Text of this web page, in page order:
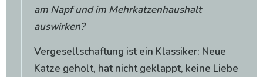
am Napf und im Mehrkatzenhaushalt
auswirken?
Vergesellschaftung ist ein Klassiker: Neue
Katze geholt, hat nicht geklappt, keine Liebe